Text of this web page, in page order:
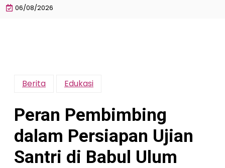
06/08/2026
Berita Edukasi
Peran Pembimbing
dalam Persiapan Ujian
Santri di Babul Ulum